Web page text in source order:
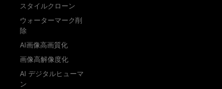
スタイルクローン
ウォーターマーク削
除
AI画像高画質化
画像高解像度化
AI デジタルヒューマ
ン